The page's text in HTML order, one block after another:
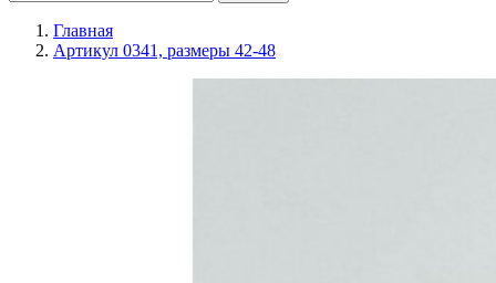
Главная
Артикул 0341, размеры 42-48